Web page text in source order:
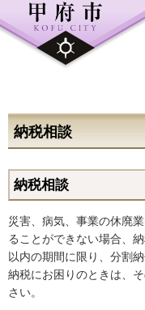
納税相談
納税相談
災害、病気、事業の休廃
ることができない場合、
以内の期間に限り、分割
納税にお困りのときは、
さい。